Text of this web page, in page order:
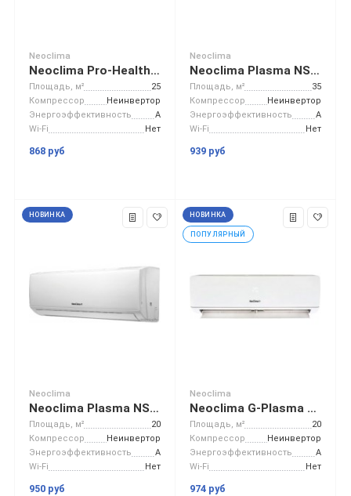
Neoclima
Neoclima Pro-Health NS/NU-HAP09T32
Площадь, м²
25
Компрессор
Неинвертор
Энергоэффективность
A
Wi-Fi
Нет
868 руб
Neoclima
Neoclima Plasma NS/NU-HAL12F32
Площадь, м²
35
Компрессор
Неинвертор
Энергоэффективность
A
Wi-Fi
Нет
939 руб
НОВИНКА
Neoclima
Neoclima Plasma NS/NU-HAL07F
Площадь, м²
20
Компрессор
Неинвертор
Энергоэффективность
A
Wi-Fi
Нет
950 руб
НОВИНКА
ПОПУЛЯРНЫЙ
Neoclima
Neoclima G-Plasma NS/NU-HAX07R
Площадь, м²
20
Компрессор
Неинвертор
Энергоэффективность
A
Wi-Fi
Нет
974 руб